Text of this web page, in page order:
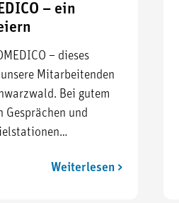
– ein
– dieses
Mitarbeitenden
Bei gutem
Gesprächen und
Weiterlesen >